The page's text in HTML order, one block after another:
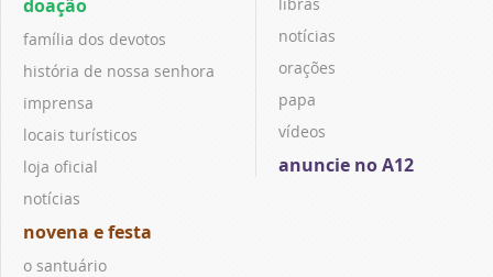
doação
família dos devotos
história de nossa senhora
imprensa
locais turísticos
loja oficial
notícias
novena e festa
o santuário
notícias
orações
papa
vídeos
anuncie no A12